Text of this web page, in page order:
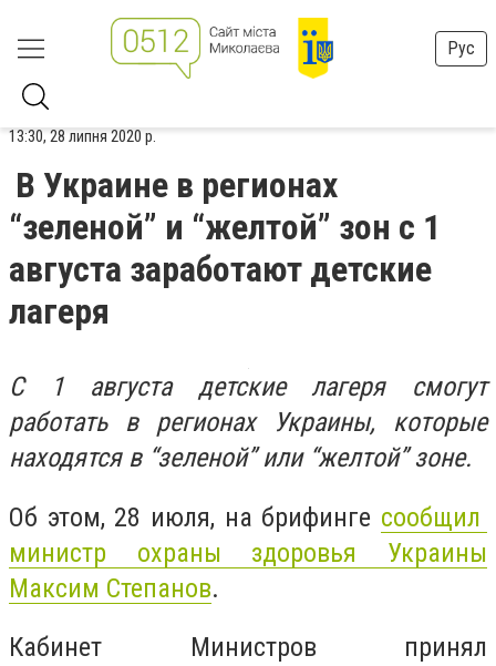
Рус
13:30, 28 липня 2020 р.
В Украине в регионах
“зеленой” и “желтой” зон с 1
августа заработают детские
лагеря
С 1 августа детские лагеря смогут
работать в регионах Украины, которые
находятся в “зеленой” или “желтой” зоне.
Об этом, 28 июля, на брифинге сообщил
министр охраны здоровья Украины
Максим Степанов.
Кабинет Министров принял